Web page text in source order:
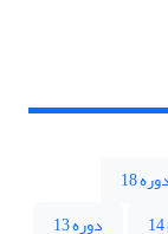
دوره 18
دوره 13